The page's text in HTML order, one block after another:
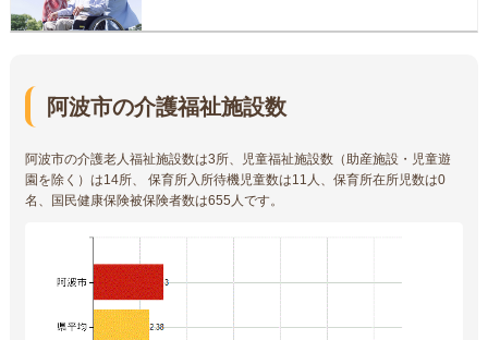
阿波市の介護福祉施設数
阿波市の介護老人福祉施設数は3所、児童福祉施設数（助産施設・児童遊
園を除く）は14所、 保育所入所待機児童数は11人、保育所在所児数は0
名、国民健康保険被保険者数は655人です。